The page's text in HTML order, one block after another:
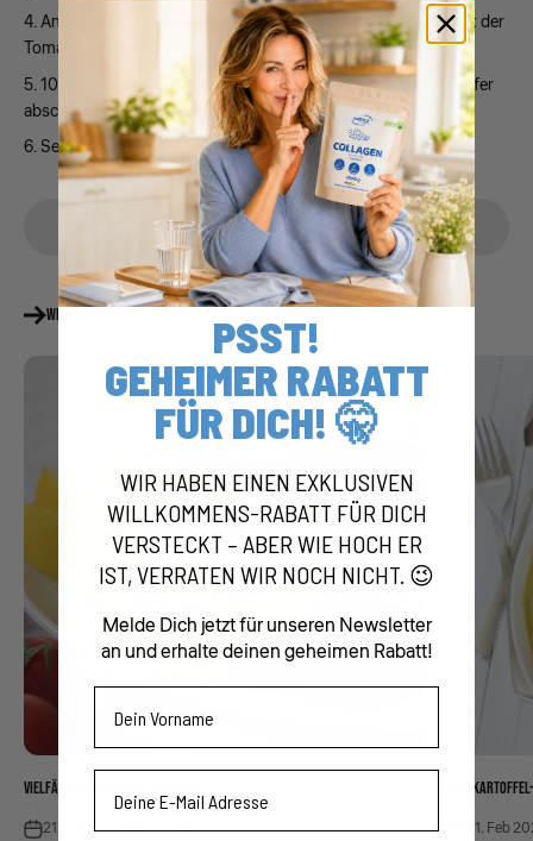
Anschließend italienische Kräuter und Pilze zugeben und mit der
Tomatenpassata ablöschen.
10 Minuten bei niedriger Hitze köcheln lassen, mit Salz&Pfeffer
abschmecken und dann den Reis hinzugeben.
Servieren.
Teilen
WEITERLESEN
VIELFÄLTIG EINSETZBAR: HUMMUS
21. Feb 2023
Sarah Hohtari
21. Feb
PSST!
GEHEIMER RABATT
FÜR DICH! 🤫
WIR HABEN EINEN EXKLUSIVEN
WILLKOMMENS-RABATT FÜR DICH
VERSTECKT – ABER WIE HOCH ER
IST, VERRATEN WIR NOCH NICHT. 😉
Melde Dich jetzt für unseren Newsletter
an und erhalte deinen geheimen Rabatt!